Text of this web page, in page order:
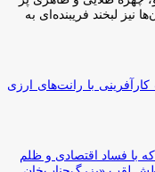
نیز لبخند فریبنده‌ای به
با رانت‌های ارزی
با فساد اقتصادی و ظلم